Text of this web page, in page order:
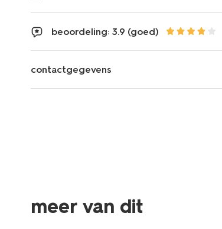
beoordeling: 3.9 (goed)
contactgegevens
meer van dit